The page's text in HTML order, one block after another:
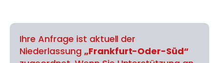
Ihre Anfrage ist aktuell der
Niederlassung „Frankfurt-Oder-Süd“